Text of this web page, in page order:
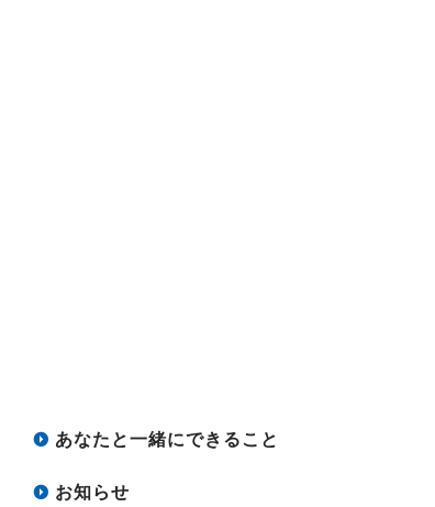
あなたと一緒にできること
お知らせ